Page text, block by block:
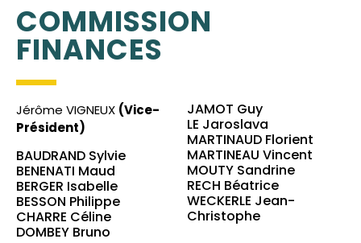
COMMISSION
FINANCES
Jérôme VIGNEUX (Vice-
Président)
BAUDRAND Sylvie
BENENATI Maud
BERGER Isabelle
BESSON Philippe
CHARRE Céline
DOMBEY Bruno
JAMOT Guy
LE Jaroslava
MARTINAUD Florient
MARTINEAU Vincent
MOUTY Sandrine
RECH Béatrice
WECKERLE Jean-
Christophe